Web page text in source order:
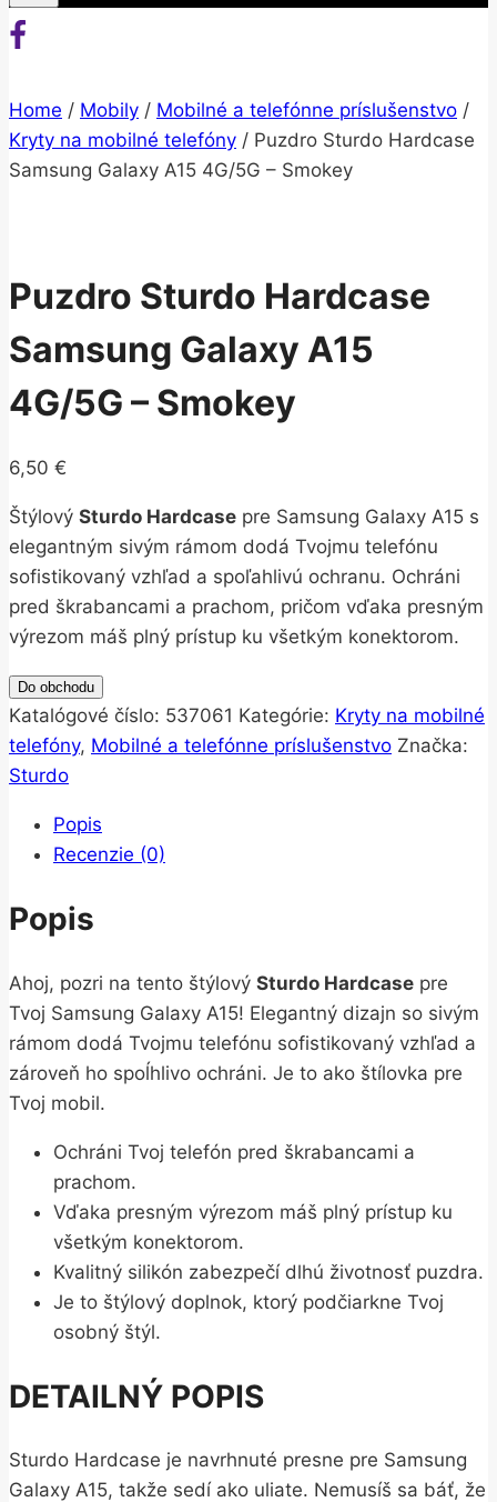
Home / Mobily / Mobilné a telefónne príslušenstvo /
Kryty na mobilné telefóny / Puzdro Sturdo Hardcase
Samsung Galaxy A15 4G/5G – Smokey
Puzdro Sturdo Hardcase
Samsung Galaxy A15
4G/5G – Smokey
6,50 €
Štýlový Sturdo Hardcase pre Samsung Galaxy A15 s
elegantným sivým rámom dodá Tvojmu telefónu
sofistikovaný vzhľad a spoľahlivú ochranu. Ochráni
pred škrabancami a prachom, pričom vďaka presným
výrezom máš plný prístup ku všetkým konektorom.
Do obchodu
Katalógové číslo: 537061 Kategórie: Kryty na mobilné
telefóny, Mobilné a telefónne príslušenstvo Značka:
Sturdo
Popis
Recenzie (0)
Popis
Ahoj, pozri na tento štýlový Sturdo Hardcase pre
Tvoj Samsung Galaxy A15! Elegantný dizajn so sivým
rámom dodá Tvojmu telefónu sofistikovaný vzhľad a
zároveň ho spoĺhlivo ochráni. Je to ako štílovka pre
Tvoj mobil.
Ochráni Tvoj telefón pred škrabancami a
prachom.
Vďaka presným výrezom máš plný prístup ku
všetkým konektorom.
Kvalitný silikón zabezpečí dlhú životnosť puzdra.
Je to štýlový doplnok, ktorý podčiarkne Tvoj
osobný štýl.
DETAILNÝ POPIS
Sturdo Hardcase je navrhnuté presne pre Samsung
Galaxy A15, takže sedí ako uliate. Nemusíš sa báť, že